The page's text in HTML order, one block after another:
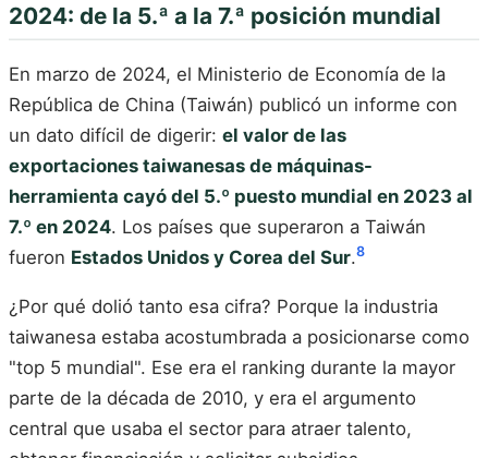
2024: de la 5.ª a la 7.ª posición mundial
En marzo de 2024, el Ministerio de Economía de la
República de China (Taiwán) publicó un informe con
un dato difícil de digerir: el valor de las
exportaciones taiwanesas de máquinas-
herramienta cayó del 5.º puesto mundial en 2023 al
7.º en 2024. Los países que superaron a Taiwán
fueron Estados Unidos y Corea del Sur.8
¿Por qué dolió tanto esa cifra? Porque la industria
taiwanesa estaba acostumbrada a posicionarse como
"top 5 mundial". Ese era el ranking durante la mayor
parte de la década de 2010, y era el argumento
central que usaba el sector para atraer talento,